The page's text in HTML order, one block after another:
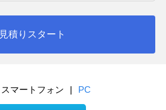
見積りスタート
スマートフォン | PC